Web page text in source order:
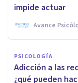
impide actuar
Avance
PSICOLOGÍA
Adicción a las
¿qué pueden